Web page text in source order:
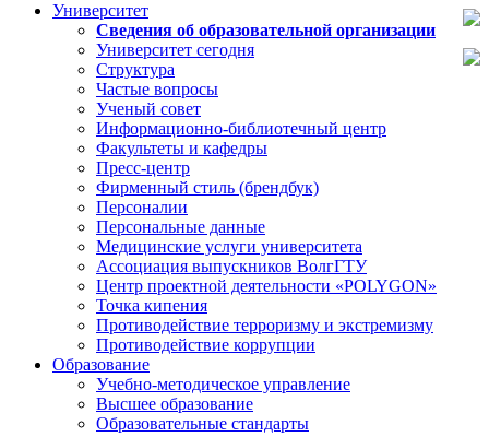
Университет
Сведения об образовательной организации
Университет сегодня
Структура
Частые вопросы
Ученый совет
Информационно-библиотечный центр
Факультеты и кафедры
Пресс-центр
Фирменный стиль (брендбук)
Персоналии
Персональные данные
Медицинские услуги университета
Ассоциация выпускников ВолгГТУ
Центр проектной деятельности «POLYGON»
Точка кипения
Противодействие терроризму и экстремизму
Противодействие коррупции
Образование
Учебно-методическое управление
Высшее образование
Образовательные стандарты